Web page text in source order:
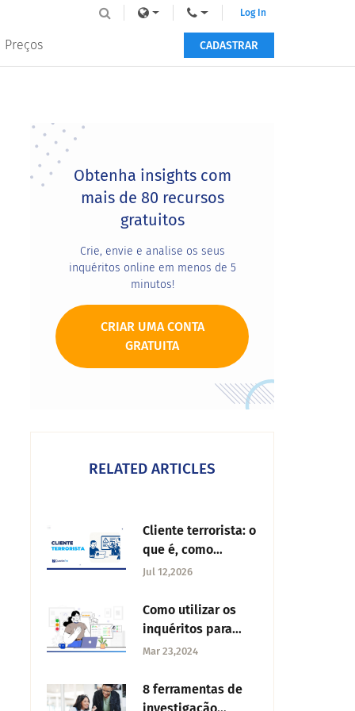
Preços
Log In
CADASTRAR
Primary
SidebarObtenha insights com
mais de 80 recursos
gratuitos
Crie, envie e analise os seus
inquéritos online em menos de 5
minutos!
CRIAR UMA CONTA
GRATUITA
RELATED ARTICLES
Cliente terrorista: o
que é, como
identificar e como
QuestionPro
Jul 12,2026
Como utilizar os
inquéritos para
reduzir a rotação
Mar 23,2024
8 ferramentas de